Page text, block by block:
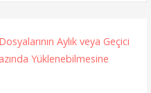
Aylık veya Geçici
Yüklenebilmesine